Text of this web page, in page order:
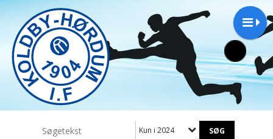
Kun i 2024